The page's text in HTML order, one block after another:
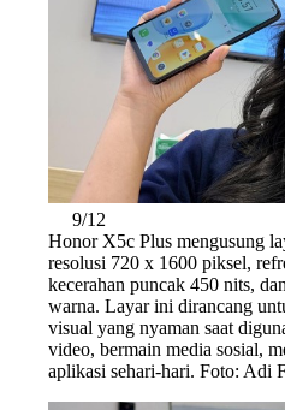
9/12
Honor X5c Plus mengusung
resolusi 720 x 1600 piksel,
kecerahan puncak 450 nits,
warna. Layar ini dirancang
visual yang nyaman saat
video, bermain media sosial,
aplikasi sehari-hari. Foto: Adi